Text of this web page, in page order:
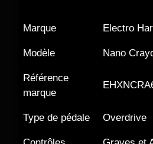
Marque Electro
Modèle Nano
Référence
marque
Type de pédale Overdrive